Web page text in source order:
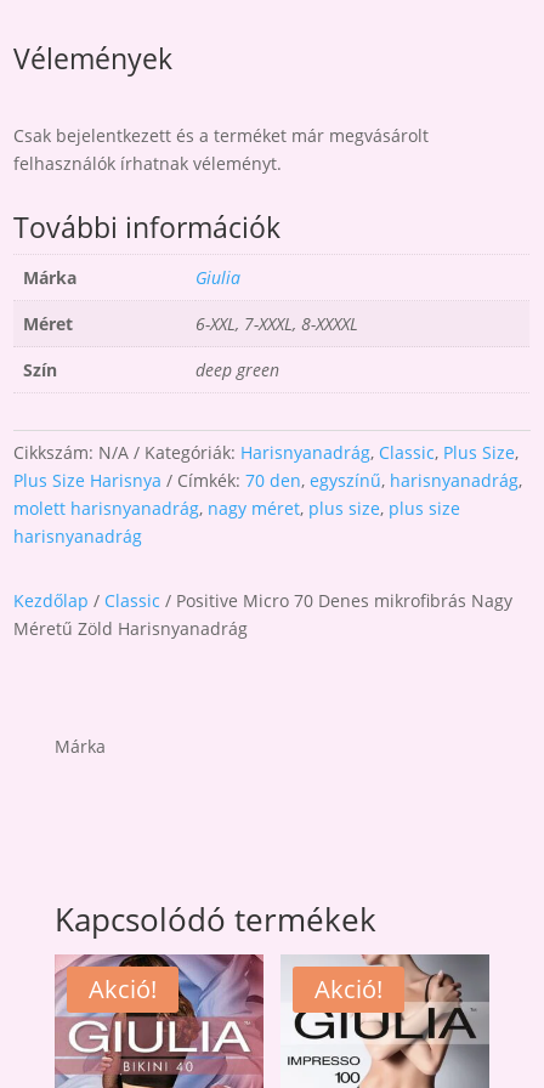
Vélemények
Csak bejelentkezett és a terméket már megvásárolt
felhasználók írhatnak véleményt.
További információk
Márka
Giulia
Méret
6-XXL, 7-XXXL, 8-XXXXL
Szín
deep green
Cikkszám: N/A Kategóriák: Harisnyanadrág, Classic, Plus Size,
Plus Size Harisnya
Címkék:70 den,egyszínű, harisnyanadrág,
molett harisnyanadrág, nagy méret, plus size, plus size
harisnyanadrág
Kezdőlap / Classic / Positive Micro 70 Denes mikrofibrás Nagy
Méretű Zöld Harisnyanadrág
Márka
Kapcsolódó termékek
Akció! Akció!